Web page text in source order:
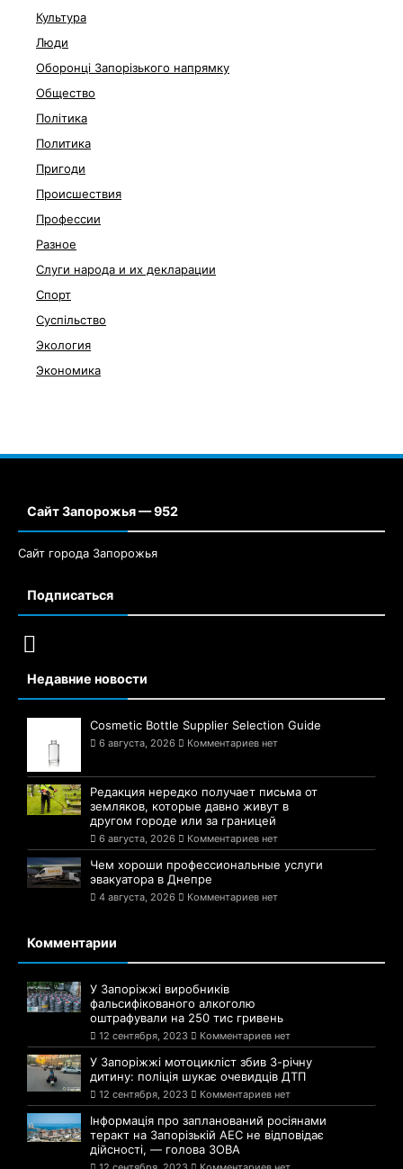
Культура
Люди
Оборонці Запорізького напрямку
Общество
Політика
Политика
Пригоди
Происшествия
Профессии
Разное
Слуги народа и их декларации
Спорт
Суспільство
Экология
Экономика
Сайт Запорожья — 952
Сайт города Запорожья
Подписаться
Недавние новости
Cosmetic Bottle Supplier Selection Guide
6 августа, 2026 Комментариев нет
Редакция нередко получает письма от
земляков, которые давно живут в
другом городе или за границей
6 августа, 2026 Комментариев нет
Чем хороши профессиональные услуги
эвакуатора в Днепре
4 августа, 2026 Комментариев нет
Комментарии
У Запоріжжі виробників
фальсифікованого алкоголю
оштрафували на 250 тис гривень
12 сентября, 2023 Комментариев нет
У Запоріжжі мотоцикліст збив 3-річну
дитину: поліція шукає очевидців ДТП
12 сентября, 2023 Комментариев нет
Інформація про запланований росіянами
теракт на Запорізькій АЕС не відповідає
дійсності, — голова ЗОВА